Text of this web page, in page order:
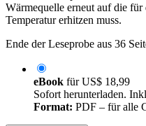
Wärmequelle erneut auf die
Temperatur erhitzen muss.
Ende der Leseprobe aus 36
eBook fürUS$ 18,99
Sofort herunterladen.
Format: PDF – für alle